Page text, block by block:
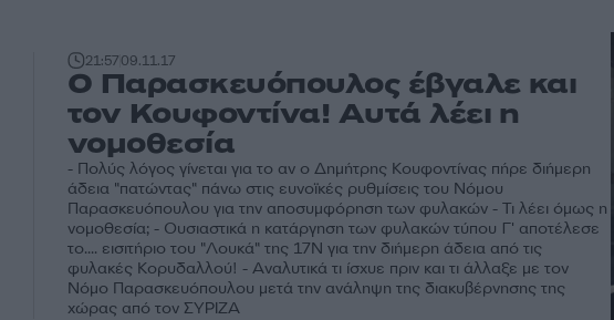
21:5709.11.17
Ο Παρασκευόπουλος έβγαλε και
τον Κουφοντίνα! Αυτά λέει η
νομοθεσία
- Πολύς λόγος γίνεται για το αν ο Δημήτρης Κουφοντίνας πήρε διήμερη
άδεια "πατώντας" πάνω στις ευνοϊκές ρυθμίσεις του Νόμου
Παρασκευόπουλου για την αποσυμφόρηση των φυλακών - Τι λέει όμως η
νομοθεσία; - Ουσιαστικά η κατάργηση των φυλακών τύπου Γ' αποτέλεσε
το.... εισιτήριο του "Λουκά" της 17Ν για την διήμερη άδεια από τις
φυλακές Κορυδαλλού! - Αναλυτικά τι ίσχυε πριν και τι άλλαξε με τον
Νόμο Παρασκευόπουλου μετά την ανάληψη της διακυβέρνησης της
χώρας από τον ΣΥΡΙΖΑ